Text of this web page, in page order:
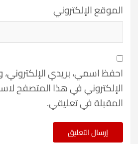
الموقع الإلكتروني
احفظ اسمي، بريدي
الإلكتروني في هذا المتصفح
المقبلة في تعليقي.